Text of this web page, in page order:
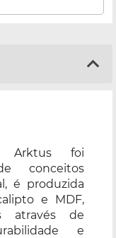
Arktus foi
conceitos
é produzida
e MDF,
através de
e